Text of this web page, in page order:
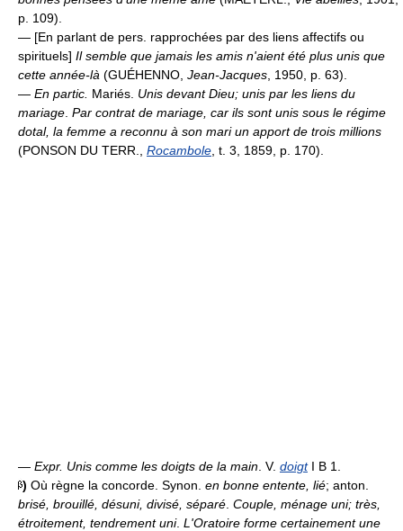
p. 109).
— [En parlant de pers. rapprochées par des liens affectifs ou
spirituels] Il semble que jamais les amis n'aient été plus unis que
cette année-là (GUÉHENNO, Jean-Jacques , 1950, p. 63).
— En partic. Mariés. Unis devant Dieu; unis par les liens du
mariage Par contrat de mariage, car ils sont unis sous le régime
dotal, la femme a reconnu à son mari un apport de trois millions
(PONSON DU TERR., Rocambole , t. 3, 1859, p. 170).
— Expr. Unis comme les doigts de la main . V. doigtI B 1.
) Où règne la concorde. Synon. en bonne entente , lié; anton.
brisé, brouillé, désuni, divisé, séparé Couple, ménage uni; très,
étroitement, tendrement uni. L'Oratoire forme certainement une